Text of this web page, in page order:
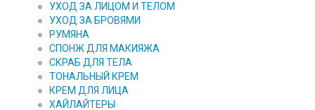
УХОД ЗА ЛИЦОМ И ТЕЛОМ
УХОД ЗА БРОВЯМИ
РУМЯНА
СПОНЖ ДЛЯ МАКИЯЖА
СКРАБ ДЛЯ ТЕЛА
ТОНАЛЬНЫЙ КРЕМ
КРЕМ ДЛЯ ЛИЦА
ХАЙЛАЙТЕРЫ